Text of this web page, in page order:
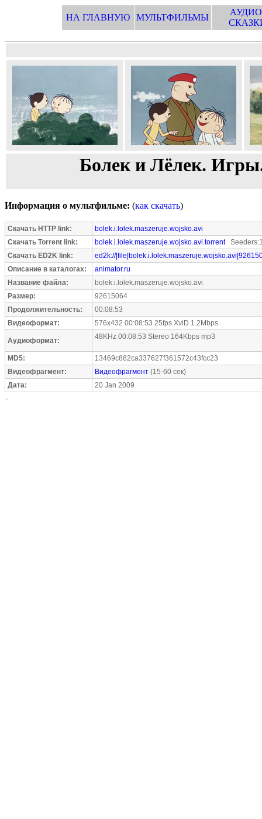
НА ГЛАВНУЮ МУЛЬТФИЛЬМЫ
Болек и Лёлек.
Информация о мультфильме: (как скачать)
Скачать HTTP link:
bolek.i.lolek.maszeruje.wojsko.avi
Скачать Torrent link:
bolek.i.lolek.maszeruje.wojsko.avi.torrent
Скачать ED2K link:
ed2k://
Описание в каталогах:
animator.ru
Название файла:
bolek.i.lolek.maszeruje.wojsko.avi
Размер:
92615064
Продолжительность:
00:08:53
Видеоформат:
576x432 00:08:53 25fps XviD 1.2Mbps
Аудиоформат: 48KHz 00:08:53 Stereo 164Kbps mp3
MD5:
13469c882ca337627f361572c43fcc23
Видеофрагмент:
Видеофрагмент (15-60 сек)
Дата:
20 Jan 2009